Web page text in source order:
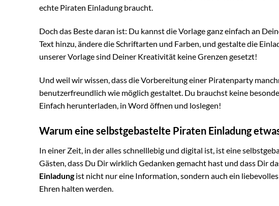
echte Piraten Einladung braucht.
Doch das Beste daran ist: Du kannst die Vorlage ganz einfach an
Text hinzu, ändere die Schriftarten und Farben, und gestalte die
unserer Vorlage sind Deiner Kreativität keine Grenzen gesetzt!
Und weil wir wissen, dass die Vorbereitung einer Piratenparty
benutzerfreundlich wie möglich gestaltet. Du brauchst keine
Einfach herunterladen, in Word öffnen und loslegen!
Warum eine selbstgebastelte Piraten Einladung
In einer Zeit, in der alles schnelllebig und digital ist, ist eine
Gästen, dass Du Dir wirklich Gedanken gemacht hast und dass Dir
Einladungist nicht nur eine Information, sondern auch ein
Ehren halten werden.